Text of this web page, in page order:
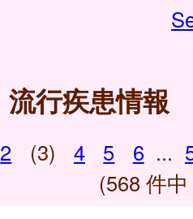
流行疾患情報
2 (3) 4 5 6 ...
(568 件